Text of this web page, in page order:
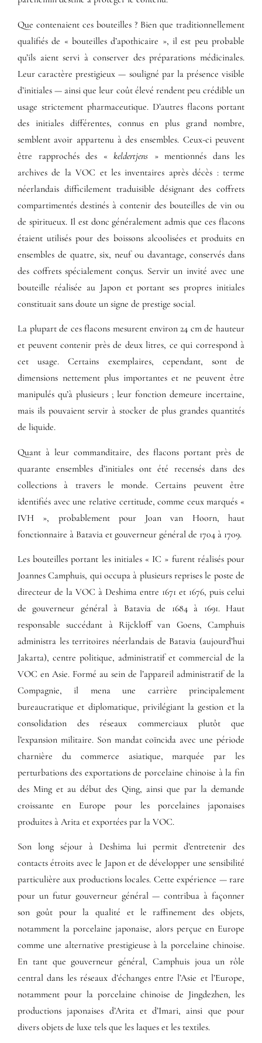
Que contenaient ces bouteilles ? Bien que traditionnellement
qualifiés de « bouteilles d’apothicaire », il est peu probable
qu’ils aient servi à conserver des préparations médicinales.
Leur caractère prestigieux — souligné par la présence visible
d’initiales — ainsi que leur coût élevé rendent peu crédible un
usage strictement pharmaceutique. D’autres flacons portant
des initiales différentes, connus en plus grand nombre,
semblent avoir appartenu à des ensembles. Ceux-ci peuvent
être rapprochés des « keldertjens » mentionnés dans les
archives de la VOC et les inventaires après décès : terme
néerlandais difficilement traduisible désignant des coffrets
compartimentés destinés à contenir des bouteilles de vin ou
de spiritueux. Il est donc généralement admis que ces flacons
étaient utilisés pour des boissons alcoolisées et produits en
ensembles de quatre, six, neuf ou davantage, conservés dans
des coffrets spécialement conçus. Servir un invité avec une
bouteille réalisée au Japon et portant ses propres initiales
constituait sans doute un signe de prestige social.
La plupart de ces flacons mesurent environ 24 cm de hauteur
et peuvent contenir près de deux litres, ce qui correspond à
cet usage. Certains exemplaires, cependant, sont de
dimensions nettement plus importantes et ne peuvent être
manipulés qu’à plusieurs ; leur fonction demeure incertaine,
mais ils pouvaient servir à stocker de plus grandes quantités
de liquide.
Quant à leur commanditaire, des flacons portant près de
quarante ensembles d’initiales ont été recensés dans des
collections à travers le monde. Certains peuvent être
identifiés avec une relative certitude, comme ceux marqués «
IVH », probablement pour Joan van Hoorn, haut
fonctionnaire à Batavia et gouverneur général de 1704 à 1709.
Les bouteilles portant les initiales « IC » furent réalisés pour
Joannes Camphuis, qui occupa à plusieurs reprises le poste de
directeur de la VOC à Deshima entre 1671 et 1676, puis celui
de gouverneur général à Batavia de 1684 à 1691. Haut
responsable succédant à Rijckloff van Goens, Camphuis
administra les territoires néerlandais de Batavia (aujourd’hui
Jakarta), centre politique, administratif et commercial de la
VOC en Asie. Formé au sein de l’appareil administratif de la
Compagnie, il mena une carrière principalement
bureaucratique et diplomatique, privilégiant la gestion et la
consolidation des réseaux commerciaux plutôt que
l’expansion militaire. Son mandat coïncida avec une période
charnière du commerce asiatique, marquée par les
perturbations des exportations de porcelaine chinoise à la fin
des Ming et au début des Qing, ainsi que par la demande
croissante en Europe pour les porcelaines japonaises
produites à Arita et exportées par la VOC.
Son long séjour à Deshima lui permit d’entretenir des
contacts étroits avec le Japon et de développer une sensibilité
particulière aux productions locales. Cette expérience — rare
pour un futur gouverneur général — contribua à façonner
son goût pour la qualité et le raffinement des objets,
notamment la porcelaine japonaise, alors perçue en Europe
comme une alternative prestigieuse à la porcelaine chinoise.
En tant que gouverneur général, Camphuis joua un rôle
central dans les réseaux d’échanges entre l’Asie et l’Europe,
notamment pour la porcelaine chinoise de Jingdezhen, les
productions japonaises d’Arita et d’Imari, ainsi que pour
divers objets de luxe tels que les laques et les textiles.